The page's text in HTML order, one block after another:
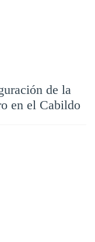
de la
en el Cabildo